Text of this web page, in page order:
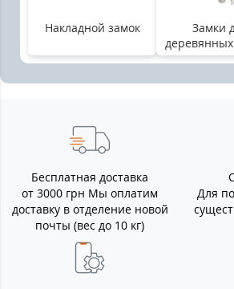
Накладной замок
Замки
Бесплатная доставка
от 3000 грн Мы оплатим
доставку в отделение новой
почты (вес до 10 кг)
Для